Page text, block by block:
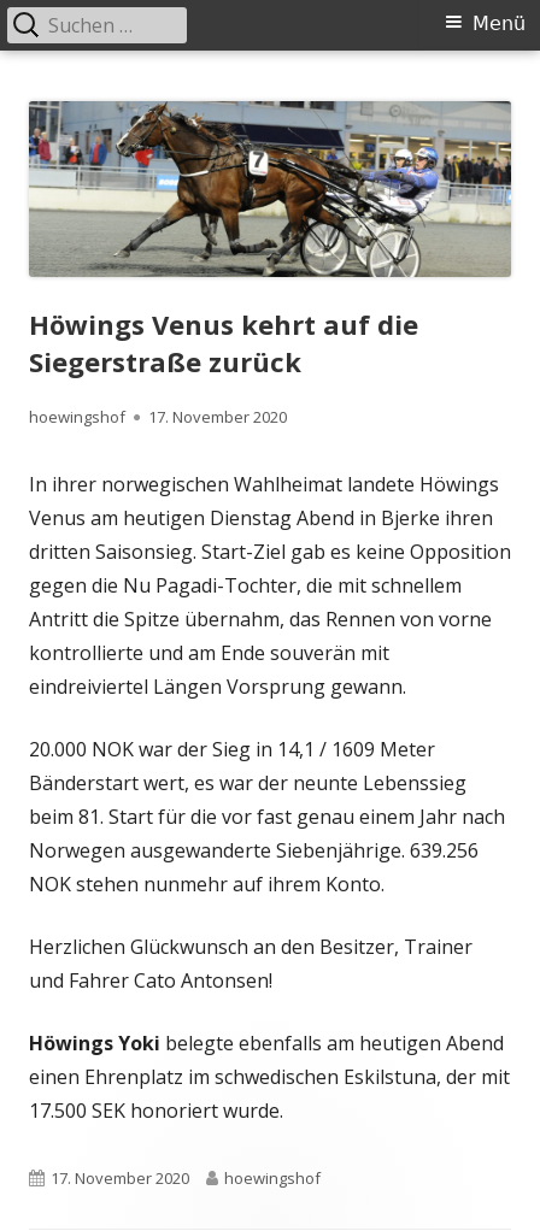
zum
Inhalt
Primäres
Menü
Suchen
nach:
Höwings Venus kehrt auf die
Siegerstraße zurück
Autor
hoewingshof
Veröffentlicht
17. November 2020
In ihrer norwegischen Wahlheimat landete Höwings
Venus am heutigen Dienstag Abend in Bjerke ihren
dritten Saisonsieg. Start-Ziel gab es keine Opposition
gegen die Nu Pagadi-Tochter, die mit schnellem
Antritt die Spitze übernahm, das Rennen von vorne
kontrollierte und am Ende souverän mit
eindreiviertel Längen Vorsprung gewann.
20.000 NOK war der Sieg in 14,1 / 1609 Meter
Bänderstart wert, es war der neunte Lebenssieg
beim 81. Start für die vor fast genau einem Jahr nach
Norwegen ausgewanderte Siebenjährige. 639.256
NOK stehen nunmehr auf ihrem Konto.
Herzlichen Glückwunsch an den Besitzer, Trainer
und Fahrer Cato Antonsen!
Höwings Yoki belegte ebenfalls am heutigen Abend
einen Ehrenplatz im schwedischen Eskilstuna, der mit
17.500 SEK honoriert wurde.
Veröffentlicht
17. November 2020 Autor
hoewingshof